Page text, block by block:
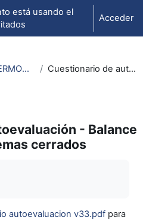
está usando el
Acceder
BLOQUE 1 - TERMODINÁMICA: Tema 3. Segundo Principio de la Termodinámica Cuestionario de autoevaluación - Balance de entropía en sistemas cerrados
- Balance
cerrados
autoevaluacion v33.pdf para